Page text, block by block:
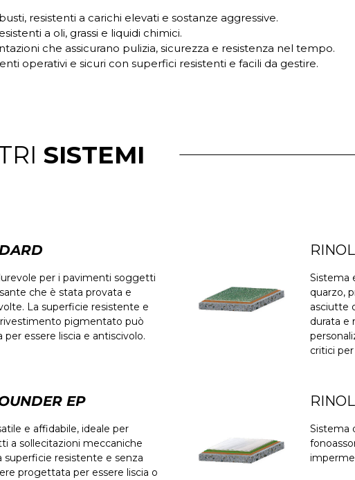
resistenti a carichi elevati e sostanze aggressive.
a oli, grassi e liquidi chimici.
che assicurano pulizia, sicurezza e resistenza nel tempo.
operativi e sicuri con superfici resistenti e facili da gestire.
SISTEMI
per i pavimenti soggetti
che è stata provata e
La superficie resistente e
pigmentato può
essere liscia e antiscivolo.
RINOL
Sistema
quarzo,
asciutte
durata e
critici
EP
e affidabile, ideale per
a sollecitazioni meccaniche
superficie resistente e senza
progettata per essere liscia o
RINOL
Sistema